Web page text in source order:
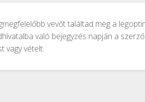
vevőt találtad meg a
való bejegyzés napján a
vagy vételt.